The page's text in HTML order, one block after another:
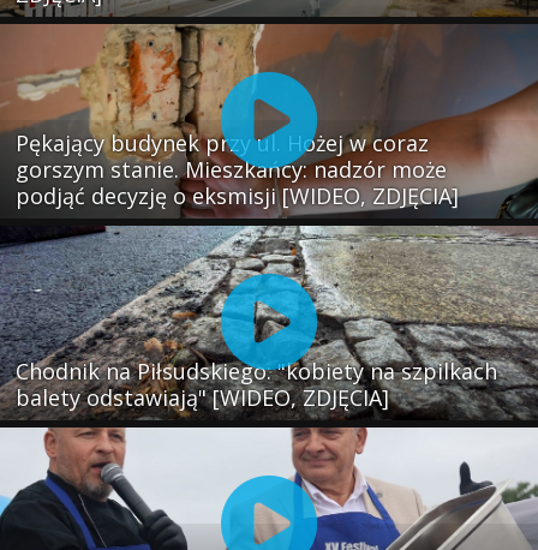
Pękający budynek przy ul. Hożej w coraz
gorszym stanie. Mieszkańcy: nadzór może
podjąć decyzję o eksmisji [WIDEO, ZDJĘCIA]
Chodnik na Piłsudskiego: "kobiety na szpilkach
balety odstawiają" [WIDEO, ZDJĘCIA]